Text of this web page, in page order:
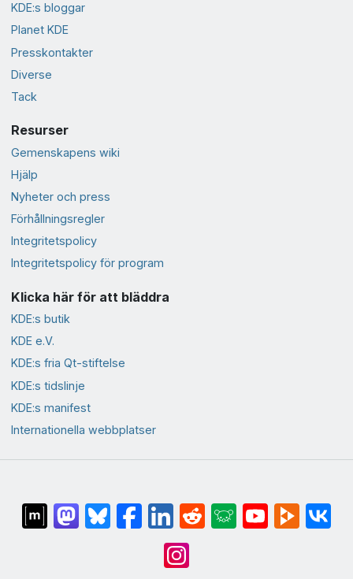
KDE:s bloggar
Planet KDE
Presskontakter
Diverse
Tack
Resurser
Gemenskapens wiki
Hjälp
Nyheter och press
Förhållningsregler
Integritetspolicy
Integritetspolicy för program
Klicka här för att bläddra
KDE:s butik
KDE e.V.
KDE:s fria Qt-stiftelse
KDE:s tidslinje
KDE:s manifest
Internationella webbplatser